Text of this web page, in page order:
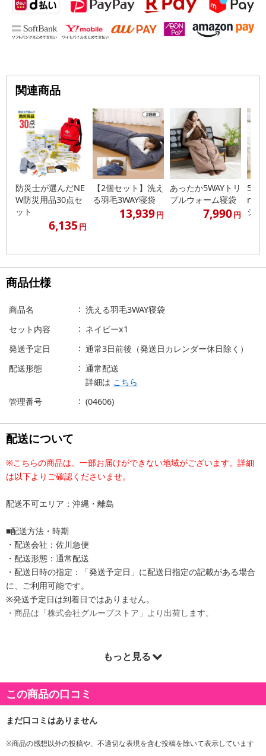
関連商品
防災士が選んだNE
W防災用品30点セ
ット
6,135 円
【2個セット】洗え
る羽毛3WAY寝袋
13,939円
あったか5WAYトリ
プルウォーム寝袋
7,990円
ジオ
商品仕様
商品名
洗える羽毛3WAY寝袋
セット内容
ネイビーx1
発送予定日
通常3日前後（発送日カレンダー休日除く）
配送形態
通常配送
詳細は こちら
管理番号
(04606)
配送について
※こちらの商品は、一部お届けができない地域がございます。詳細
は以下よりご確認くださいませ。
配送不可エリア：沖縄・離島
■配送方法・時期
・配送会社：佐川急便
・配送形態：通常配送
・配送日時の指定：「発送予定日」に配送日指定の記載がある場合
に、ご利用可能です。
※発送予定日は到着日ではありません。
・商品は「株式会社グループストア」より出荷します。
もっと見る
この商品の口コミ
※商品の感想以外の投稿や、不適切な表現を含む投稿を除いて表示しています